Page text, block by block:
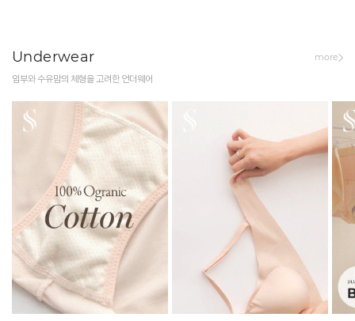
Underwear
임부와 수유맘의 체형을 고려한 언더웨어
more